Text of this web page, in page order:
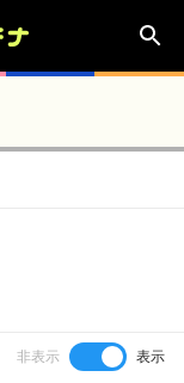
非表示 表示